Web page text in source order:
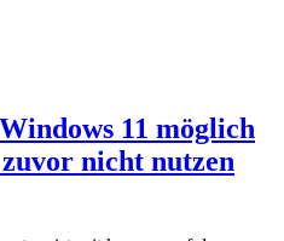
11 möglich
nicht nutzen